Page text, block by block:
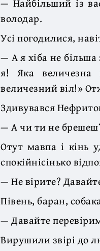
володар.
Усі погодилися,
— А я хіба не
я! Яка
величезний віл!»
Здивувався
— А чи ти не
Отут мавпа і кінь
спокійнісінько
— Не вірите?
Півень, баран,
— Давайте
Вирушили звірі до